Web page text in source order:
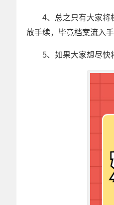
4、总之只有大家将
放手续，毕竟档案流入
5、如果大家想尽快